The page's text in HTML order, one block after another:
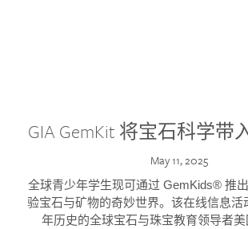
GIA GemKit 将宝石科学带
May 11, 2025
全球青少年学生现可通过 GemKids® 推
验宝石与矿物的奇妙世界。该在线信息活
年历史的全球宝石与珠宝教育领导者